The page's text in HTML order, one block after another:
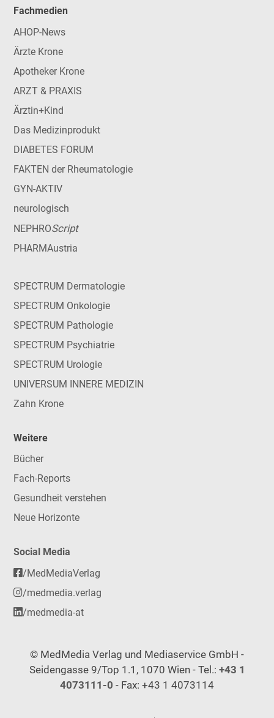
Fachmedien
AHOP-News
Ärzte Krone
Apotheker Krone
ARZT & PRAXIS
Ärztin+Kind
Das Medizinprodukt
DIABETES FORUM
FAKTEN der Rheumatologie
GYN-AKTIV
neurologisch
NEPHROScript
PHARMAustria
SPECTRUM Dermatologie
SPECTRUM Onkologie
SPECTRUM Pathologie
SPECTRUM Psychiatrie
SPECTRUM Urologie
UNIVERSUM INNERE MEDIZIN
Zahn Krone
Weitere
Bücher
Fach-Reports
Gesundheit verstehen
Neue Horizonte
Social Media
/MedMediaVerlag
/medmedia.verlag
/medmedia-at
© MedMedia Verlag und Mediaservice GmbH -
Seidengasse 9/Top 1.1, 1070 Wien - Tel.: +43 1
4073111-0 - Fax: +43 1 4073114